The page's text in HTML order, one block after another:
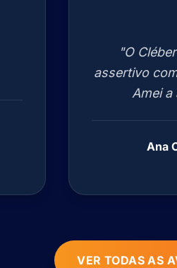
"O
assertivo
Amei a
Ana
VER TODAS AS